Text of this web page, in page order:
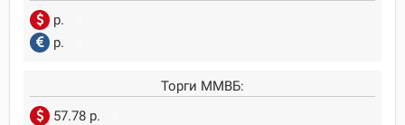
р.
р.
Торги ММВБ:
57.78 р.